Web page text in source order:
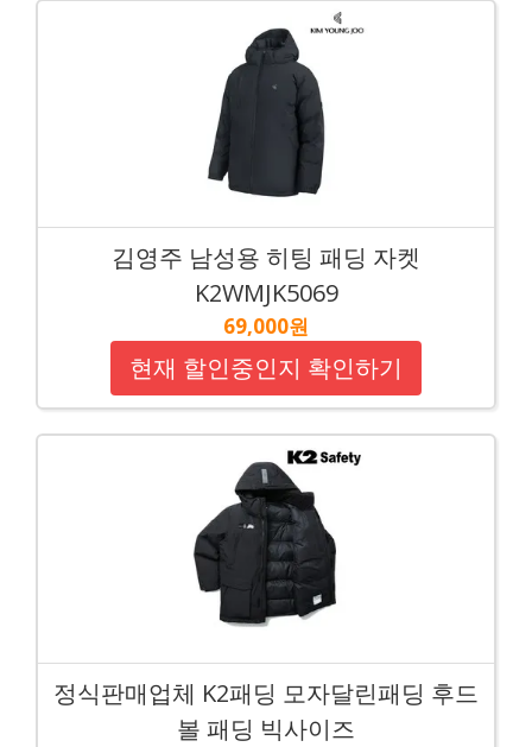
김영주 남성용 히팅 패딩 자켓
K2WMJK5069
69,000원
현재 할인중인지 확인하기
정식판매업체 K2패딩 모자달린패딩 후드
볼 패딩 빅사이즈